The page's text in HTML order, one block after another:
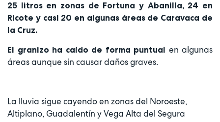
25 litros en zonas de Fortuna y Abanilla, 24 en
Ricote y casi 20 en algunas áreas de Caravaca de
la Cruz.
El granizo ha caído de forma puntual en algunas
áreas aunque sin causar daños graves.
La lluvia sigue cayendo en zonas del Noroeste,
Altiplano, Guadalentín y Vega Alta del Segura